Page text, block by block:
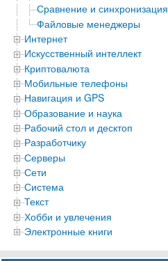
Сравнение и синхронизация
Файловые менеджеры
Интернет
Искусственный интеллект
Криптовалюта
Мобильные телефоны
Навигация и GPS
Образование и наука
Рабочий стол и десктоп
Разработчику
Серверы
Сети
Система
Текст
Хобби и увлечения
Электронные книги